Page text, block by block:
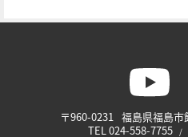
〒960-0231 福島県福島市
TEL024-558-7755